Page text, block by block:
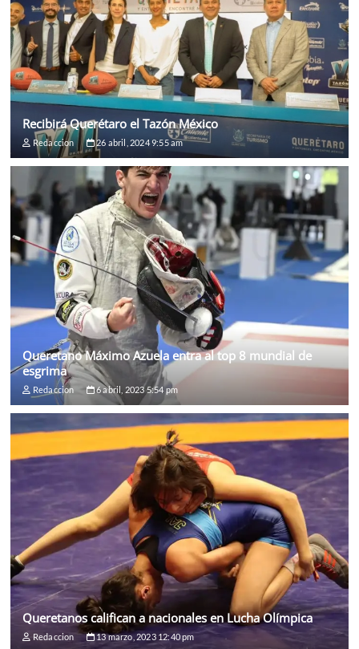
Recibirá Querétaro el Tazón México
Redaccion 26 abril, 2024 9:55 am
Queretano Máximo Azuela entra al top 8 mundial de
esgrima
Redaccion 6 abril, 2023 5:54 pm
Queretanos califican a nacionales en Lucha Olímpica
Redaccion 13 marzo, 2023 12:40 pm